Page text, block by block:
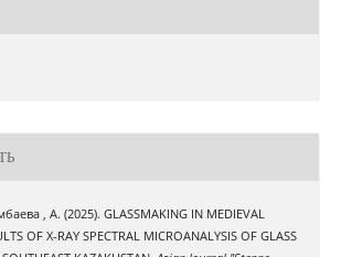
, А. (2025). GLASSMAKING IN MEDIEVAL
OF X-RAY SPECTRAL MICROANALYSIS OF GLASS